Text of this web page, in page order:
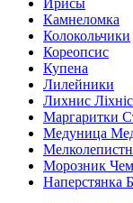
Камнеломка
Колокольчики
Кореопсис
Купена
Лилейники
Лихнис Ліхніс
Маргаритки
Медуница
Морозник
Наперстянка